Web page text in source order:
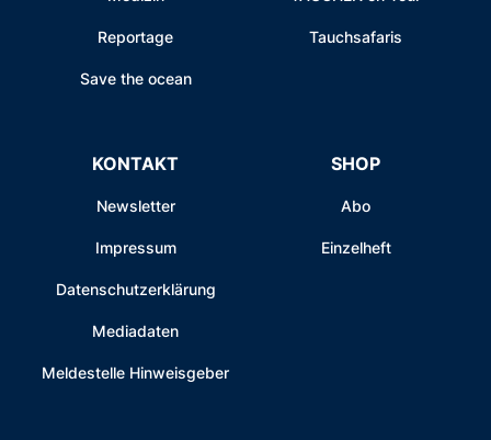
Reportage
Save the ocean
Tauchsafaris
KONTAKT
Newsletter
Impressum
Datenschutzerklärung
Mediadaten
Meldestelle Hinweisgeber
SHOP
Abo
Einzelheft